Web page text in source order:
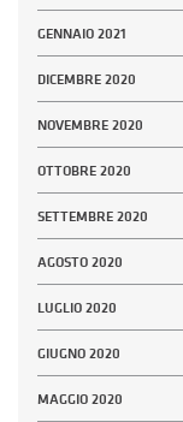
GENNAIO 2021
DICEMBRE 2020
NOVEMBRE 2020
OTTOBRE 2020
SETTEMBRE 2020
AGOSTO 2020
LUGLIO 2020
GIUGNO 2020
MAGGIO 2020